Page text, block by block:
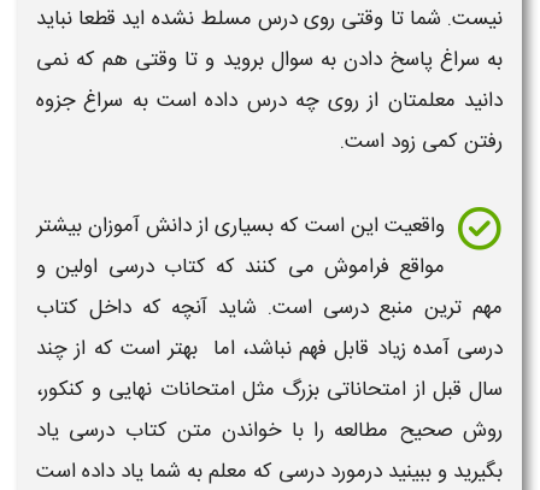
نیست. شما تا وقتی رویدرس مسلط نشده اید قطعا نباید
به سراغ پاسخ دادن به سوال بروید و تا وقتی هم که نمی
دانید معلمتان از روی چهدرس داده است به سراغجزوه
رفتن کمی زود است.
واقعیت این است که بسیاری ازدانش آموزانبیشتر
مواقع فراموش می کنند که کتاب درسی اولین و
مهم ترین منبع درسی است. شاید آنچه که داخل کتاب
درسی آمده زیاد قابل فهم نباشد، اما بهتر است که از چند
سال قبل از امتحاناتی بزرگ مثلامتحانات نهایی و کنکور،
روش صحیح مطالعه را با خواندن متن کتاب درسی یاد
بگیرید و ببینید درمورد درسی که معلم به شما یاد داده است